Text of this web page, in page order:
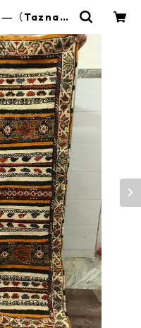
―（Taznagf
Morocc